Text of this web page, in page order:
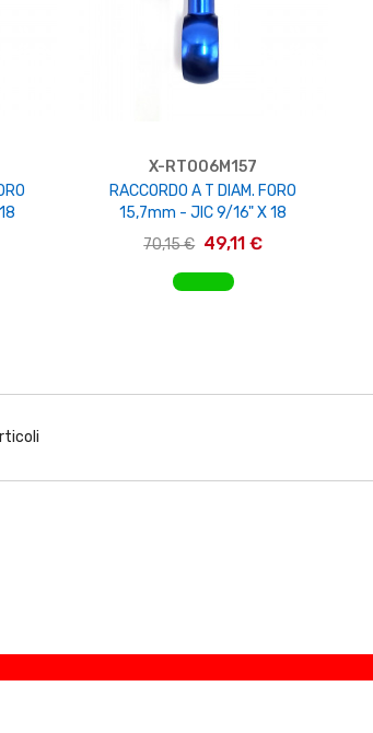
X-RTO06M157
RACCORDO A T DIAM. FORO
15,7mm - JIC 9/16" X 18
70,15 € 49,11 €
AGGIUNGI AL CARRELLO